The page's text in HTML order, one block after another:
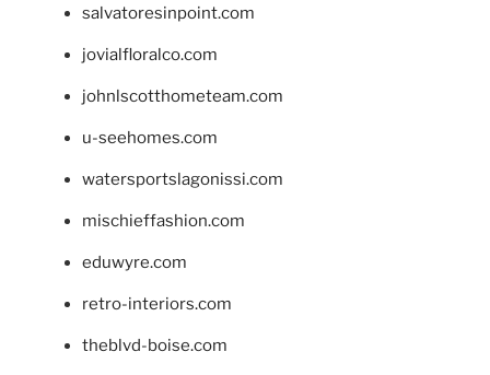
salvatoresinpoint.com
jovialfloralco.com
johnlscotthometeam.com
u-seehomes.com
watersportslagonissi.com
mischieffashion.com
eduwyre.com
retro-interiors.com
theblvd-boise.com